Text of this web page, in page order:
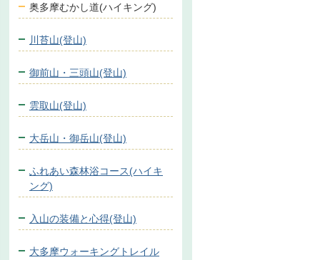
奥多摩むかし道(ハイキング)
川苔山(登山)
御前山・三頭山(登山)
雲取山(登山)
大岳山・御岳山(登山)
ふれあい森林浴コース(ハイキ
ング)
入山の装備と心得(登山)
大多摩ウォーキングトレイル